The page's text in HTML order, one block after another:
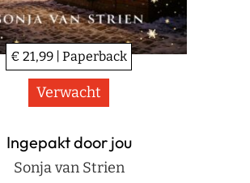
€ 21,99 | Paperback
Verwacht
Ingepakt door jou
Sonja van Strien